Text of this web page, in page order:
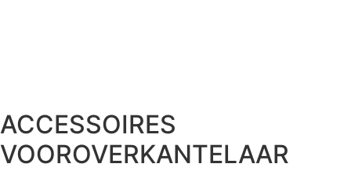
ACCESSOIRES
VOOROVERKANTELAAR